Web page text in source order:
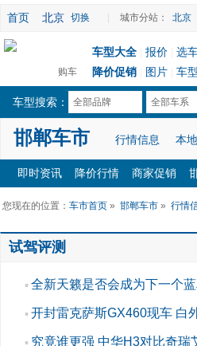
首页 北京 切换 城市分站： 北京
购车
车型大全 报价 选
降价促销
图片 车
车型搜索： 全部品牌 全部车系
邯郸车市 行情信息 本
即时资讯 降价行情 商家促销
您现在的位置： 车市首页 » 邯郸车市 » 行情
试驾评测
▪ 全新天籁是否会成为下一个
▪ 开封雷克萨斯GX460现车 白
▪ 究竟谁更强 中华H3对比奇瑞